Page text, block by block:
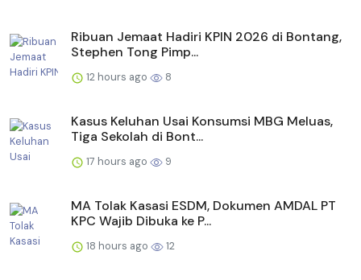
Ribuan Jemaat Hadiri KPIN 2026 di Bontang,
Stephen Tong Pimp...
12 hours ago 8
Kasus Keluhan Usai Konsumsi MBG Meluas,
Tiga Sekolah di Bont...
17 hours ago 9
MA Tolak Kasasi ESDM, Dokumen AMDAL PT
KPC Wajib Dibuka ke P...
18 hours ago 12